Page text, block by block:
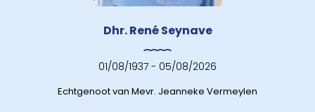
Dhr. René Seynave
01/08/1937 - 05/08/2026
Echtgenoot van Mevr. Jeanneke Vermeylen